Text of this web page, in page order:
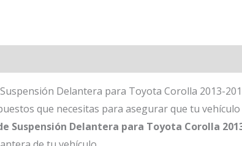
Delantera para Toyota Corolla 2013-
que necesitas para asegurar que tu vehículo
Suspensión Delantera para Toyota Corolla